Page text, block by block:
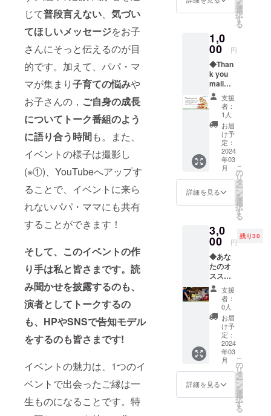
じて普段言えない、 気づい
てほしいメッセージをお子
さんにそっと伝えるのが目
的です。加えて、パパ・マ
マが集まり子育ての悩みや
お子さんの， ご自身の成長
についてトーク番組のよう
に語り合う時間も。また、
イベントの様子は撮影し
(※①)、YouTubeへアップす
ることで、イベントに来ら
れないパパ・ママにも共有
することができます！
そして、このイベントの作
り手は私と皆さまです。 読
み聞かせを披露するのも、
演者としてトークするの
も、HPやSNSで告知モデル
をするのも皆さまです!
イベントの魅力は、1つのイ
ベントで出会ったご縁は一
生ものになることです。特
◇ Japan
Show C社
ブース管理
ディレク
◇ Bリーグ
ゲーム進行
◇ FIBA バス
ケットボー
ルW杯 公式
ティ管理
その他各展
示会，イベ
ント，キャ
ンペーン，
学会にて制
作・運営を
いたし
ます。
ト1枚
で、お
子様1人
につき
保護者1
名様ま
でご入
場可能
です。
※会場は
東京都
内を予
定して
おりま
す。 ※
ドメイ
ン指定
nt.com
を受信
可能に
ご設定
くださ
い。
を
選
択
す
る
1,0
00 円
◆Than
k you
mailの
ご送付
～真心
をこめ
てデザ
イナー
ズメー
ルをお
送りし
ます！
～ 【リ
ターン
特典】
デザイ
一通ず
つ手作
りしま
した
Thank
you
mailを
お送り
いたし
ます。
jecteve
nt.com
を受信
可能に
ご設定
くださ
支援
者：
1人
お届
け予
定：
2024
年03
月
詳細を見る
こ
の
リ
タ
ー
ン
を
選
択
す
る
3,0
00 円
残り30
◆あな
たのオ
ススメ
の一冊
をイベ
ントで
ご紹
介！ 〜
あなた
のコメ
ントを
イベン
ト番組
お寄せ
くださ
い！〜
支援
者：
0人
お届
け予
定：
2024
年03
月
詳細を見る
こ
の
リ
タ
ー
ン
を
選
択
す
る